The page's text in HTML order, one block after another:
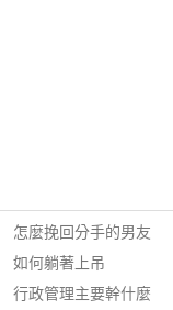
怎麼挽回分手的男友
如何躺著上吊
行政管理主要幹什麼